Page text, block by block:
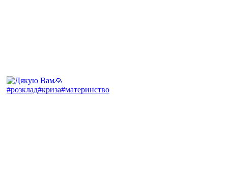
#розклад#криза#материнство